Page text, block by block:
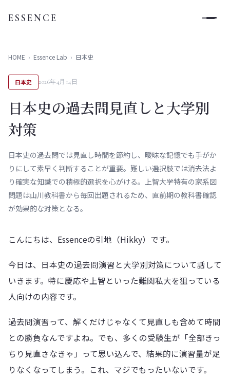
ESSENCE
HOME › Essence Lab › 日本史
日本史 2026年4月14日
日本史の過去問見直しと大学別
対策
日本史の過去問では見直し時間を節約し、曖昧な記憶でも手がか
りにして素早く判断することが重要。難しい選択肢では消去法よ
り確実な知識での積極的選択を心がける。上智大学特有の家系図
問題は山川教科書から毎回出題されるため、直前期の教科書確認
が効果的な対策となる。
こんにちは、Essenceの引地（Hikky）です。
今日は、日本史の過去問演習と大学別対策について話して
いきます。特に慶応や上智といった難関私大を狙っている
人向けの内容です。
過去問演習って、解くだけじゃなくて見直しも含めて時間
との勝負なんですよね。でも、多くの受験生が「全部きっ
ちり見直さなきゃ」って思い込んで、結果的に演習量が足
りなくなってしまう。これ、マジでもったいないです。